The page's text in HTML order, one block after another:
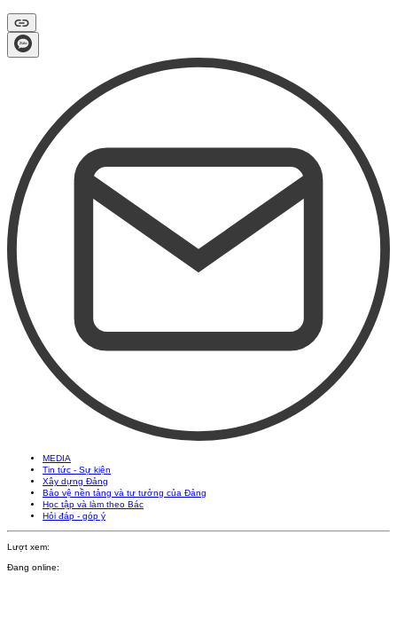
MEDIA
Tin tức - Sự kiện
Xây dựng Đảng
Bảo vệ nền tảng và tư tưởng của Đảng
Học tập và làm theo Bác
Hỏi đáp - góp ý
Lượt xem:
Đang online: